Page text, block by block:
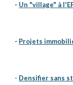
- Un "village" à
- Projets
- Densifier sans